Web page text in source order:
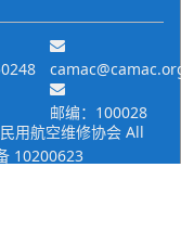
邮编：100028
航空维修协会 All
10200623